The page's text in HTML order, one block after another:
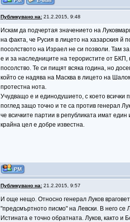
Публикувано на:21.2.2015, 9:48
Искам да подчертая значението на
на факта, че Русия в лицето на хазарския й
посолството на Израел не си позволи. Там
е и за наследниците на терористите от БКП,
посолство. Те си пищят всяка година, но
който се надява на Масква в лицето на
протестна нота.
Учудващо е и единодушието, с което
поглед защо точно и те са против генерал
че всичките партии в републиката имат
крайна цел е добре известна.
Публикувано на:21.2.2015, 9:57
И още нещо. Относно генерал Луков
"предсмъртното писмо" на Левски. В него
Истината е точно обратната. Луков, както и